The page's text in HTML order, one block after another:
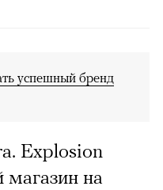
успешный бренд
Explosion
на